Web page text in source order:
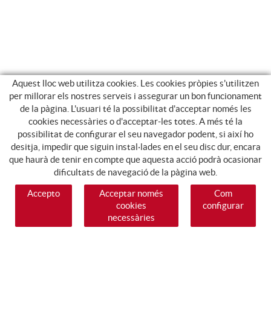
Aquest lloc web utilitza cookies. Les cookies pròpies s'utilitzen
per millorar els nostres serveis i assegurar un bon funcionament
de la pàgina. L'usuari té la possibilitat d'acceptar només les
cookies necessàries o d'acceptar-les totes. A més té la
possibilitat de configurar el seu navegador podent, si així ho
desitja, impedir que siguin instal·lades en el seu disc dur, encara
que haurà de tenir en compte que aquesta acció podrà ocasionar
dificultats de navegació de la pàgina web.
Accepto
Acceptar només
cookies
necessàries
Com
configurar